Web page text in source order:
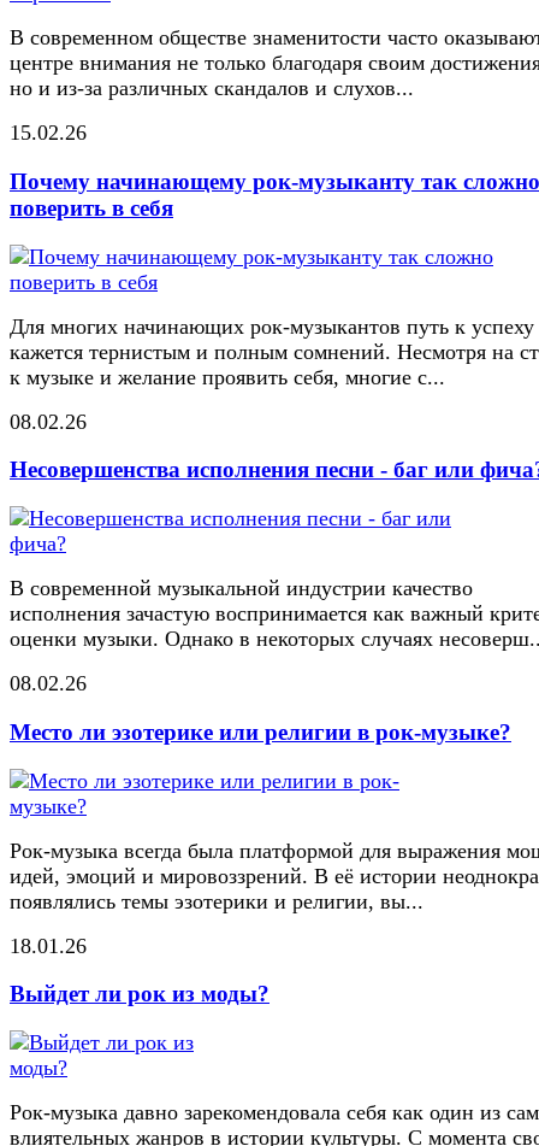
В современном обществе знаменитости часто
центре внимания не только благодаря своим
но и из-за различных скандалов и слухов...
15.02.26
Почему начинающему рок-музыканту так сложно
поверить в себя
Для многих начинающих рок-музыкантов путь к успеху
кажется тернистым и полным сомнений. Несмотря на
к музыке и желание проявить себя, многие с...
08.02.26
Несовершенства исполнения песни - баг или
В современной музыкальной индустрии качество
исполнения зачастую воспринимается как важный
оценки музыки. Однако в некоторых случаях
08.02.26
Место ли эзотерике или религии в рок-музыке?
Рок-музыка всегда была платформой для выражения
идей, эмоций и мировоззрений. В её истории
появлялись темы эзотерики и религии, вы...
18.01.26
Выйдет ли рок из моды?
Рок-музыка давно зарекомендовала себя как один из
влиятельных жанров в истории культуры. С момента